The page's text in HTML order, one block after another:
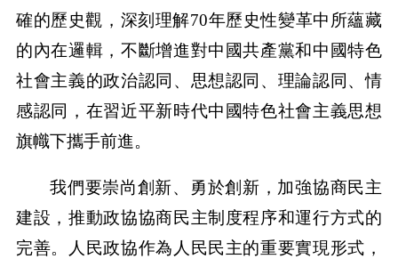
確的歷史觀，深刻理解70年歷史性變革中所蘊藏
的內在邏輯，不斷增進對中國共產黨和中國特色
社會主義的政治認同、思想認同、理論認同、情
感認同，在習近平新時代中國特色社會主義思想
旗幟下攜手前進。
我們要崇尚創新、勇於創新，加強協商民主
建設，推動政協協商民主制度程序和運行方式的
完善。人民政協作為人民民主的重要實現形式，